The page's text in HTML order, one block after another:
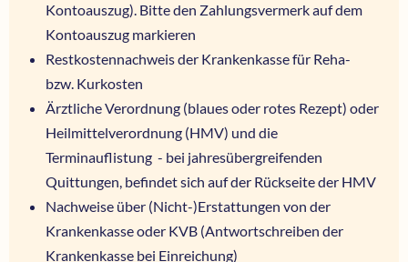
Kontoauszug). Bitte den Zahlungsvermerk auf dem
Kontoauszug markieren
Restkostennachweis der Krankenkasse für Reha-
bzw. Kurkosten
Ärztliche Verordnung (blaues oder rotes Rezept) oder
Heilmittelverordnung (HMV) und die
Terminauflistung - bei jahresübergreifenden
Quittungen, befindet sich auf der Rückseite der HMV
Nachweise über (Nicht-)Erstattungen von der
Krankenkasse oder KVB (Antwortschreiben der
Krankenkasse bei Einreichung)